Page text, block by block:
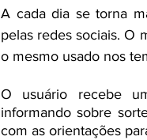
A cada dia se torna
pelas redes sociais. O
o mesmo usado nos
O usuário recebe
informando sobre
com as orientações